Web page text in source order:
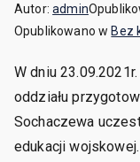
Autor:admin
Opublikowano w Bez
W dniu
oddziału
Sochaczewa
edukacji